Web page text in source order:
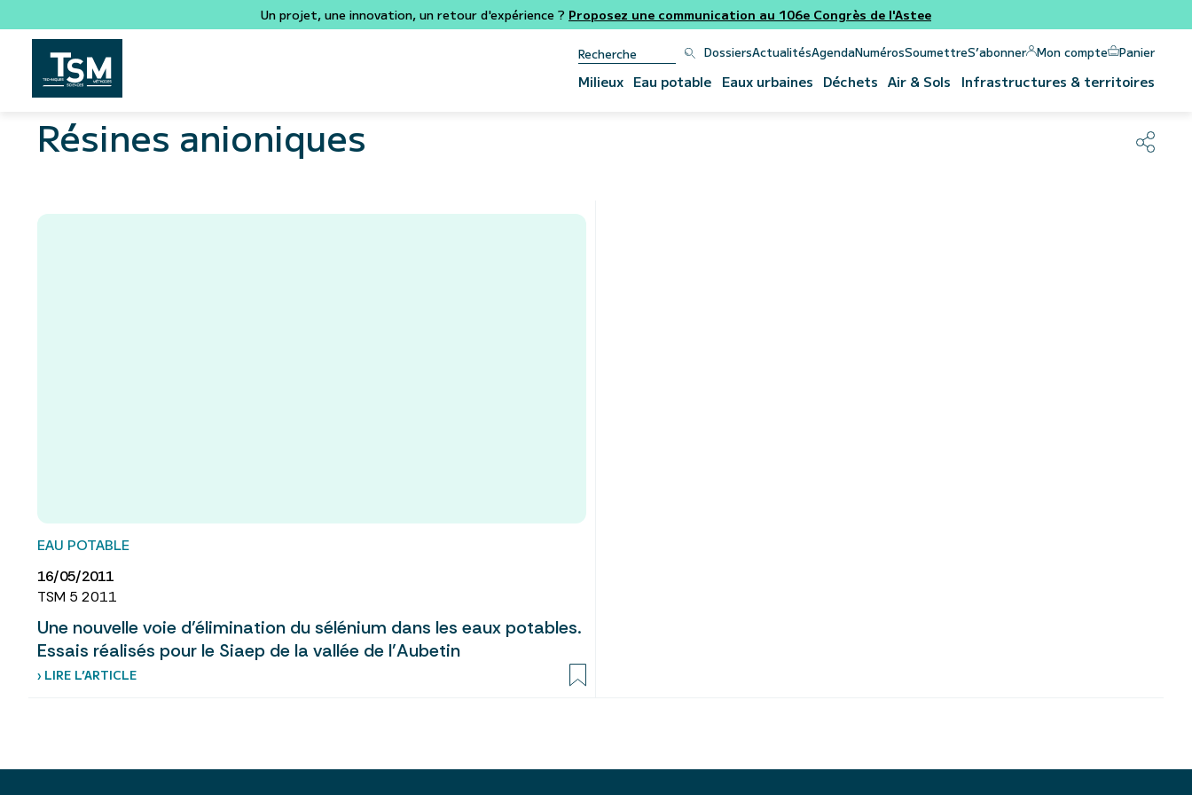
Un projet, une innovation, un retour d'expérience ? Proposez une communication au 106e Congrès de l'Astee
DossiersActualitésAgendaNumérosSoumettreS’abonner Mon compte Panier
Milieux Eau potable Eaux urbaines Déchets Air & Sols Infrastructures & territoires
Résines anioniques
EAU POTABLE
16/05/2011
TSM 5 2011
Une nouvelle voie d’élimination du sélénium dans les eaux potables.
Essais réalisés pour le Siaep de la vallée de l’Aubetin
› LIRE L’ARTICLE